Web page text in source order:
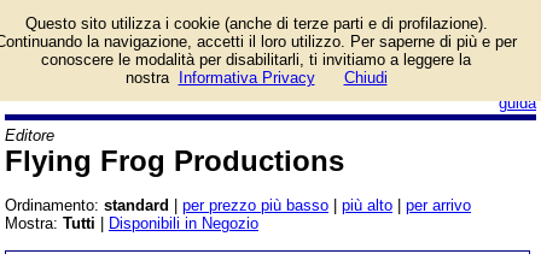
guida
Catalogo prodotti Flying
Frog Productions con
informazioni e prezzi.
Giochi da Tavolo in vendita.
Editore
Flying Frog Productions
Ordinamento: standard per prezzo più basso più alto
per arrivo
Mostra: Tutti Disponibili in Negozio
Questo sito utilizza i cookie (anche di terze parti e di profilazione).
la navigazione, accetti il loro utilizzo. Per saperne di più e per
conoscere le modalità per disabilitarli, ti invitiamo a leggere la
nostra
Informativa Privacy Chiudi